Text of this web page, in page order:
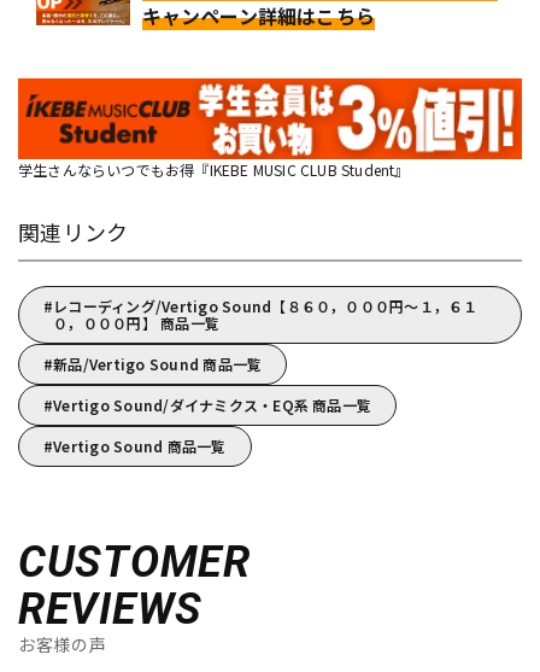
キャンペーン詳細はこちら
学生さんならいつでもお得『IKEBE MUSIC CLUB Student』
関連リンク
レコーディング/Vertigo Sound【８６０，０００円～１，６１
０，０００円】 商品一覧
新品/Vertigo Sound 商品一覧
Vertigo Sound/ダイナミクス・EQ系 商品一覧
Vertigo Sound 商品一覧
CUSTOMER
REVIEWS
お客様の声